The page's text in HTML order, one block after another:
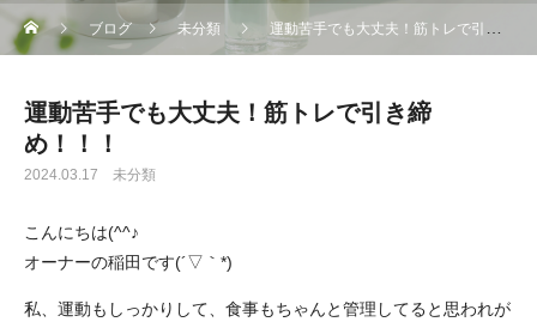
ブログ 未分類 運動苦手でも大丈夫！筋トレで引き締め！！！
運動苦手でも大丈夫！筋トレで引き締
め！！！
2024.03.17 未分類
こんにちは(^^♪
オーナーの稲田です(´▽｀*)
私、運動もしっかりして、食事もちゃんと管理してると思われが